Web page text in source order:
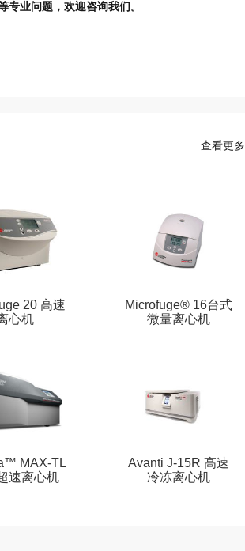
专业问题，欢迎咨询我们 。
查看更多
20 高速
心机
Microfuge® 16台式
微量离心机
MAX-TL
速离心机
Avanti J-15R 高速
冷冻离心机